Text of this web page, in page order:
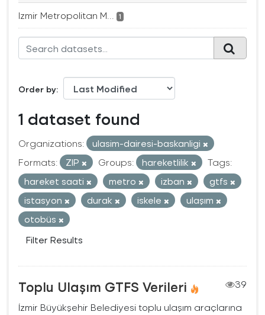
Izmir Metropolitan M... 1
Order by
1 dataset found
Organizations:
ulasim-dairesi-baskanligi
Formats:
ZIP Groups: hareketlilik
Tags:
hareket saati
metro izban
gtfs
istasyon
durak iskele
ulaşım
otobüs
Filter Results
Toplu Ulaşım GTFS Verileri
39
İzmir Büyükşehir Belediyesi toplu ulaşım araçlarına